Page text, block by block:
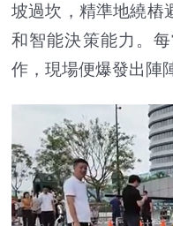
坡過坎，精準地繞樁
和智能決策能力。
作，現場便爆發出陣